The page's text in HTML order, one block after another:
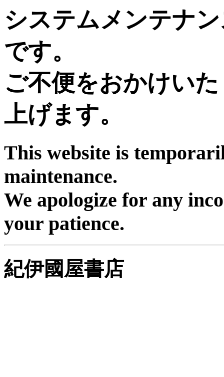
システムメンテナ
です。
ご不便をおかけい
上げます。
This website is
maintenance.
We apologize for any
your patience.
紀伊國屋書店